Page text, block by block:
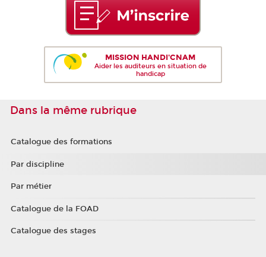
MISSION HANDI'CNAM
Aider les auditeurs en situation de
handicap
Dans la même rubrique
Catalogue des formations
Par discipline
Par métier
Catalogue de la FOAD
Catalogue des stages